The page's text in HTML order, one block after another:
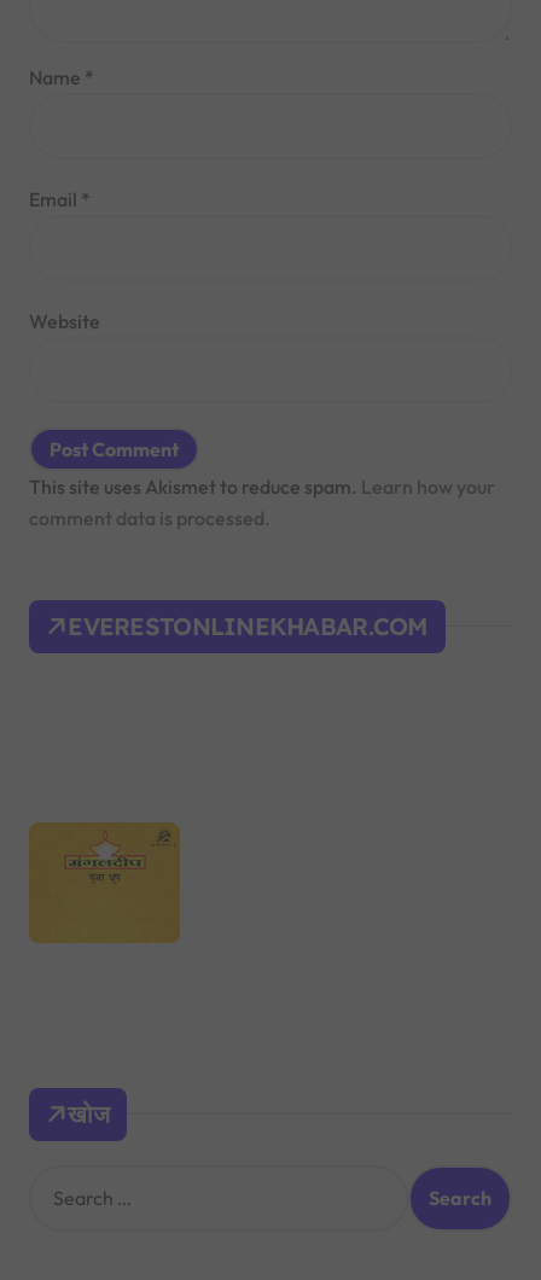
Name *
Email *
Website
This site uses Akismet to reduce spam. Learn how your
comment data is processed.
EVERESTONLINEKHABAR.COM
खोज